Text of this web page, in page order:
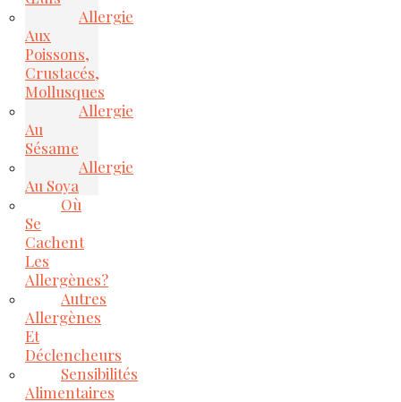
Allergie
Aux
Poissons,
Crustacés,
Mollusques
Allergie
Au
Sésame
Allergie
Au Soya
Où
Se
Cachent
Les
Allergènes?
Autres
Allergènes
Et
Déclencheurs
Sensibilités
Alimentaires